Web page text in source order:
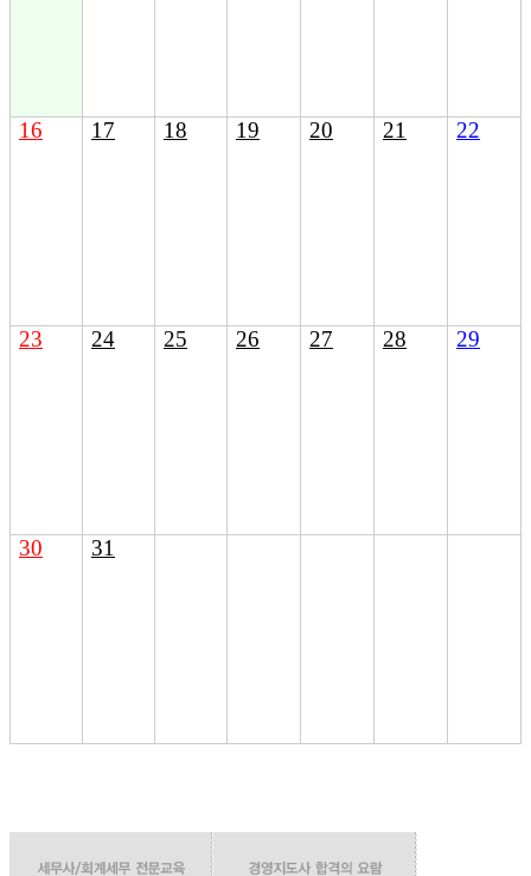
16 17 18 19 20 21 22
23 24 25 26 27 28 29
30 31